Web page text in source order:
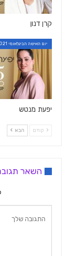
קרן דנון
יום האישה הבינלאומי 2021
יפעת מנטש
קודם הבא
השאר